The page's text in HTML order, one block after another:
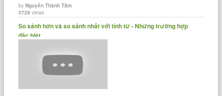
byNguyễn Thành Tâm
3729 views
So sánh hơn và so sánh nhất với tính từ - Những trường hợp
đặc biệt.